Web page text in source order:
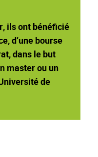
ils ont bénéficié
d’une bourse
dans le but
master ou un
de